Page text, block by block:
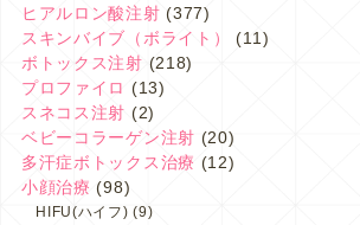
ヒアルロン酸注射 (377)
スキンバイブ（ボライト）
(11)
ボトックス注射 (218)
プロファイロ (13)
スネコス注射 (2)
ベビーコラーゲン注射 (20)
多汗症ボトックス治療 (12)
小顔治療 (98)
HIFU(ハイフ) (9)